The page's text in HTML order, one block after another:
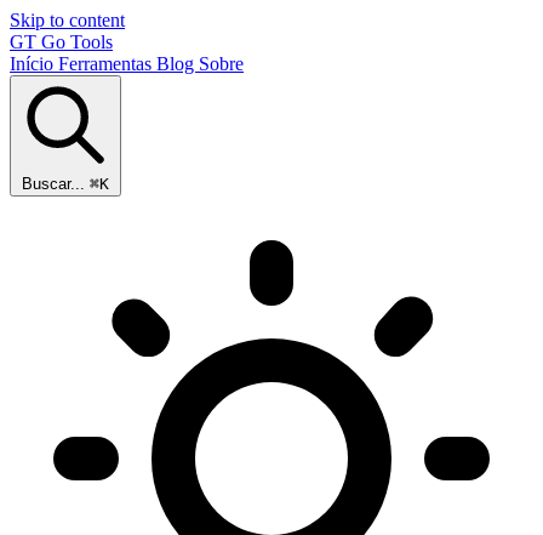
Skip to content
GT Go Tools
Início Ferramentas Blog Sobre
Buscar... ⌘K